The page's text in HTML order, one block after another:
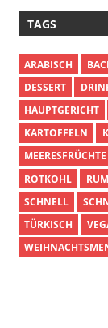
TAGS
ARABISCH
DESSERT
HAUPTGERICHT
KARTOFFELN
MEERESFRÜCHTE
ROTKOHL
RUM
SCHNELL
TÜRKISCH